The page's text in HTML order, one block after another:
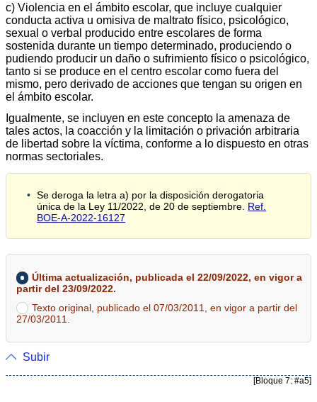
c) Violencia en el ámbito escolar, que incluye cualquier
conducta activa u omisiva de maltrato físico, psicológico,
sexual o verbal producido entre escolares de forma
sostenida durante un tiempo determinado, produciendo o
pudiendo producir un daño o sufrimiento físico o psicológico,
tanto si se produce en el centro escolar como fuera del
mismo, pero derivado de acciones que tengan su origen en
el ámbito escolar.
Igualmente, se incluyen en este concepto la amenaza de
tales actos, la coacción y la limitación o privación arbitraria
de libertad sobre la víctima, conforme a lo dispuesto en otras
normas sectoriales.
Se deroga la letra a) por la disposición derogatoria
única de la Ley 11/2022, de 20 de septiembre. Ref.
BOE-A-2022-16127
Última actualización, publicada el 22/09/2022, en vigor a
partir del 23/09/2022.
Texto original, publicado el 07/03/2011, en vigor a partir del
27/03/2011.
Subir
[Bloque 7: #a5]